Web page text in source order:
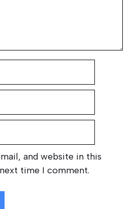
and website in this
time I comment.